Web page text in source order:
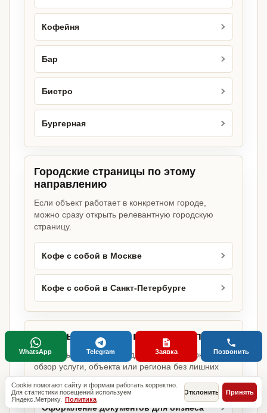
Кофейня
Бар
Бистро
Бургерная
Городские страницы по этому
направлению
Если объект работает в конкретном городе,
можно сразу открыть релевантную городскую
страницу.
Кофе с собой в Москве
Кофе с собой в Санкт-Петербурге
Базовые разделы по этому запросу
Родительские страницы дают более широкий
обзор услуги, объекта или региона без лишних
переходов.
Оформление документов для бизнеса
Cookie помогают сайту и формам работать корректно.
Для статистики посещений используем
Яндекс.Метрику. Политика
Отклонить Принять
WhatsApp Telegram Заявка Позвонить